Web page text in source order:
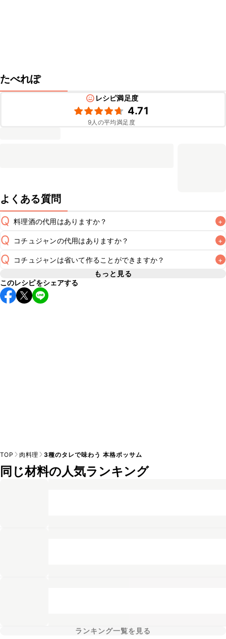
たべれぽ
レシピ満足度
4.71
9人の平均満足度
よくある質問
Q 料理酒の代用はありますか？ +
A
Q コチュジャンの代用はありますか？ +
A
Q コチュジャンは省いて作ることができますか？ +
A
使用量が少ない場合は省いてもお作りいただけますが、メイ
ンの味付けとして使用している場合は省くと味がぼやける可
能性があるため、
もっと見る
このレシピをシェアする
TOP 肉料理 3種のタレで味わう 本格ポッサム
同じ材料の人気ランキング
ランキング一覧を見る